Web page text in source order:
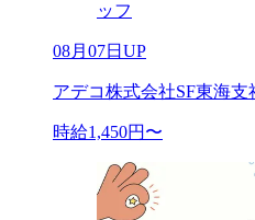
ッフ
08月07日UP
アデコ株式会社SF東海支
時給1,450円〜